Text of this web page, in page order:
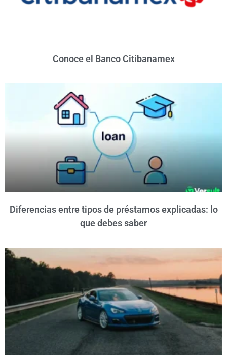
Conoce el Banco Citibanamex
Diferencias entre tipos de préstamos explicadas: lo
que debes saber